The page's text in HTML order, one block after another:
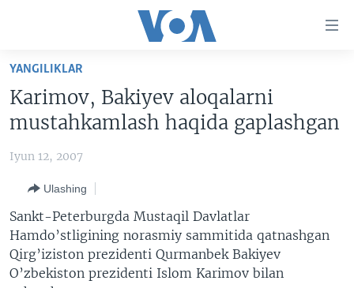
Boshiga
Qidiruvga
o'ting
VATANDOSHLAR
MULTIMEDIA
AMERIKA MANZARALARI
XALQARO HAYOT
IJTIMOIY TARMOQLAR
FACEBOOK
INGLIZ TILI DARSLARI
YANGILIKLAR
Karimov, Bakiyev aloqalarni
mustahkamlash haqida gaplashgan
Iyun 12, 2007
Ulashing
Sankt-Peterburgda Mustaqil Davlatlar
Hamdo’stligining norasmiy sammitida qatnashgan
Qirg’iziston prezidenti Qurmanbek Bakiyev
O’zbekiston prezidenti Islom Karimov bilan